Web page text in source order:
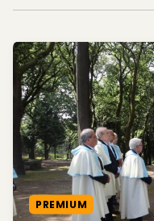
PREMIUM